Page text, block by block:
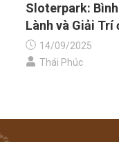
Sloterpark:
Lành và Giải
14/09/2025
Thái Phúc